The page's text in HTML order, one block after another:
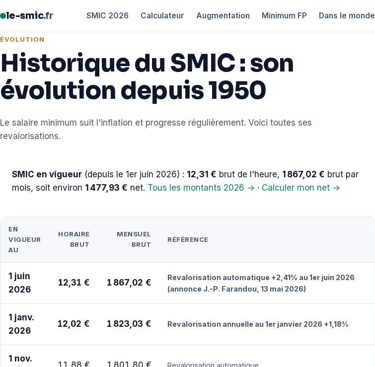
le-smic.fr SMIC 2026 Calculateur Augmentation Minimum FP Dans le monde
ÉVOLUTION
Historique du SMIC : son
évolution depuis 1950
Le salaire minimum suit l'inflation et progresse régulièrement. Voici toutes ses
revalorisations.
SMIC en vigueur (depuis le 1er juin 2026) : 12,31 € brut de l'heure, 1 867,02 € brut par
mois, soit environ 1 477,93 € net. Tous les montants 2026 → · Calculer mon net →
EN
VIGUEUR
AU
HORAIRE
BRUT
MENSUEL
BRUT
RÉFÉRENCE
1 juin
2026
12,31 € 1 867,02 €
Revalorisation automatique +2,41% au 1er juin 2026
(annonce J.-P. Farandou, 13 mai 2026)
1 janv.
2026
12,02 € 1 823,03 € Revalorisation annuelle au 1er janvier 2026 +1,18%
1 nov.
11,88 € 1 801,80 € Revalorisation automatique